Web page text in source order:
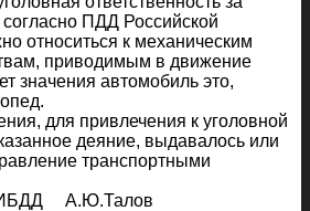
ПДД Российской
относиться к механическим
приводимым в движение
значения автомобиль это,
для привлечения к уголовной
деяние, выдавалось или
транспортными
А.Ю.Талов